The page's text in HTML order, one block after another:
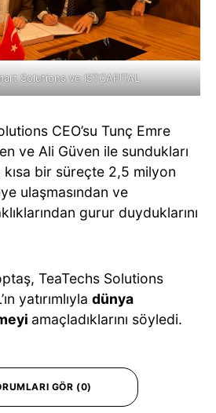
Solutions ve ISTCAPITAL
CEO’su Tunç Emre
ve Ali Güven ile sundukları
kısa bir süreçte 2,5 milyon
ulaşmasından ve
gurur duyduklarını
TeaTechs Solutions
yatırımlıyla dünya
amaçladıklarını söyledi.
GÖR (0)